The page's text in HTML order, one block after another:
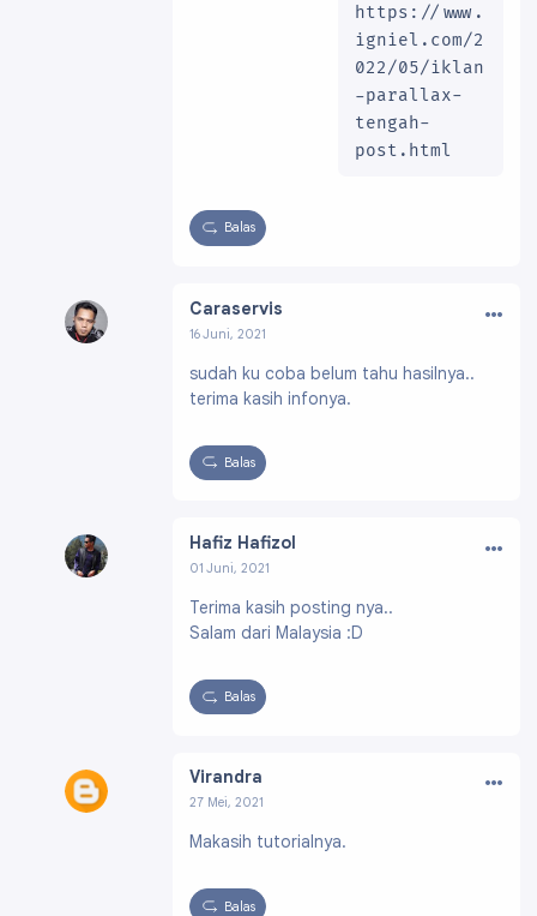
https://www.
igniel.com/2
022/05/iklan
-parallax-
tengah-
post.html
Balas
Caraservis
16 Juni, 2021
2572390460100000
…
sudah ku coba belum tahu hasilnya..
terima kasih infonya.
Balas
Hafiz Hafizol
01 Juni, 2021
6181444000830757
…
Terima kasih posting nya..
Salam dari Malaysia :D
Balas
Virandra
27 Mei, 2021
768201264469409
…
Makasih tutorialnya.
Balas